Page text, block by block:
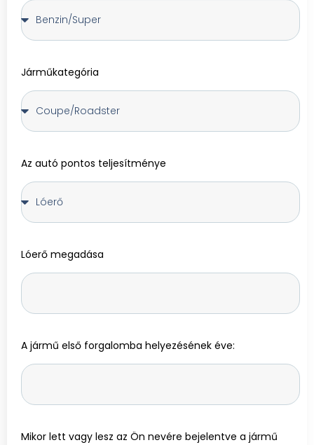
Járműkategória
Az autó pontos teljesítménye
Lóerő megadása
A jármű első forgalomba helyezésének éve:
Mikor lett vagy lesz az Ön nevére bejelentve a jármű